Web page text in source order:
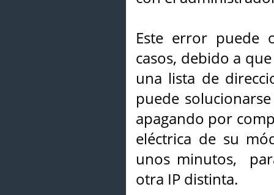
Este error puede
casos, debido a
una lista de
puede
apagando por
eléctrica de su
unos minutos,
otra IP distinta.